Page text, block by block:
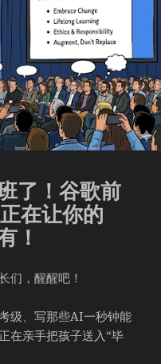
了！谷歌前
在让你的
！
们，醒醒吧！
级、写那些AI一秒钟能
在亲手把孩子送入“毕